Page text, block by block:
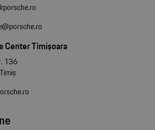
Center Timișoara
136